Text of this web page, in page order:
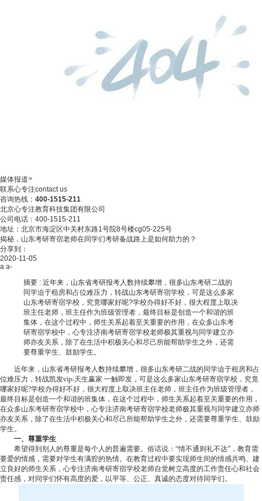
媒体报道>
联系心专注contact us
咨询热线： 400-1515-211
北京心专注教育科技集团有限公司
公司电话：400-1515-211
地址：北京市海淀区中关村东路1号院8号楼cg05-225号
揭秘，山东考研寄宿老师在同学们考研备战路上是如何助力的？
分享到：
2020-11-05
a a-
摘要 : 近年来，山东省考研报考人数持续攀增，很多山东考研二战的
同学迫于租房和占位难压力，转战山东考研寄宿学校，可是这么多家
山东考研寄宿学校，究竟哪家好呢?学校办得好不好，很大程度上取决
班主任老师，班主任作为班级管理者，最终目标是创造一个和谐的班
集体，在这个过程中，师生关系起着至关重要的作用，在众多山东考
研寄宿学校中，心专注济南考研寄宿学校老师极其重视与同学建立亦
师亦友关系，除了在生活中积极关心和尽己所能帮助学生之外，还需
要尊重学生、鼓励学生。
近年来，山东省考研报考人数持续攀增，很多山东考研二战的同学迫于租房和占
位难压力，转战凯发vip-天生赢家 一触即发 ，可是这么多家山东考研寄宿学校，究竟
哪家好呢?学校办得好不好，很大程度上取决班主任老师，班主任作为班级管理者，
最终目标是创造一个和谐的班集体，在这个过程中，师生关系起着至关重要的作用，
在众多山东考研寄宿学校中，心专注济南考研寄宿学校老师极其重视与同学建立亦师
亦友关系，除了在生活中积极关心和尽己所能帮助学生之外，还需要尊重学生、鼓励
学生。
一、尊重学生
希望得到别人的尊重是每个人的普遍需要。俗话说：“情不通则礼不达”，教育需
要爱的情感，需要对学生有满腔的热情。在教育过程中要实现师生间的情感共鸣、建
立良好的师生关系，心专注济南考研寄宿学校老师自觉树立高度的工作责任心和社会
责任感，对同学们怀有高度的爱，以平等、公正、真诚的态度对待同学们。